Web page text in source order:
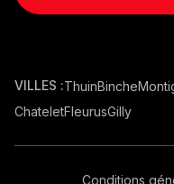
VILLES :ThuinBinche
ChateletFleurusGilly
Conditions